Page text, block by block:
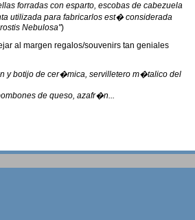
forradas con esparto, escobas de cabezuela
utilizada para fabricarlos est� considerada
Nebulosa")
al margen regalos/souvenirs tan geniales
y botijo de cer�mica, servilletero m�talico del
de queso, azafr�n...